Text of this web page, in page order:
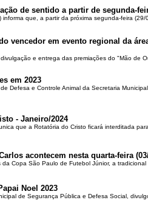
de sentido a partir de segunda-
que, a partir da próxima segunda-feira (29/
vencedor em evento regional da
e entrega das premiações do "Mão de
em 2023
Defesa e Controle Animal da Secretaria
- Janeiro/2024
que a Rotatória do Cristo ficará interditada
acontecem nesta quarta-feira
Copa São Paulo de Futebol Júnior, a tradicional
Noel 2023
de Segurança Pública e Defesa Social,